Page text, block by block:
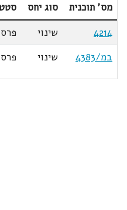
מס' תוכנית סוג יחס
4214
שינוי
במ/4383
שינוי